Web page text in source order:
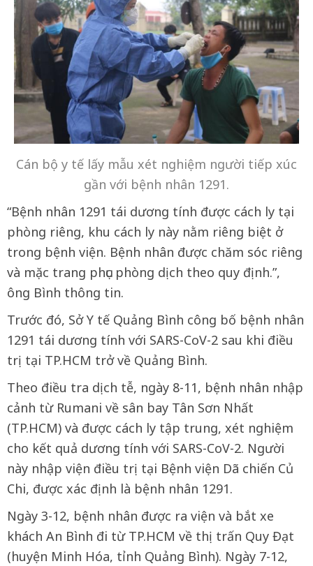
Cán bộ y tế lấy mẫu xét nghiệm người tiếp xúc
gần với bệnh nhân 1291.
“Bệnh nhân 1291 tái dương tính được cách ly tại
phòng riêng, khu cách ly này nằm riêng biệt ở
trong bệnh viện. Bệnh nhân được chăm sóc riêng
và mặc trang phục phòng dịch theo quy định.”,
ông Bình thông tin.
Trước đó, Sở Y tế Quảng Bình công bố bệnh nhân
1291 tái dương tính với SARS-CoV-2 sau khi điều
trị tại TP.HCM trở về Quảng Bình.
Theo điều tra dịch tễ, ngày 8-11, bệnh nhân nhập
cảnh từ Rumani về sân bay Tân Sơn Nhất
(TP.HCM) và được cách ly tập trung, xét nghiệm
cho kết quả dương tính với SARS-CoV-2. Người
này nhập viện điều trị tại Bệnh viện Dã chiến Củ
Chi, được xác định là bệnh nhân 1291.
Ngày 3-12, bệnh nhân được ra viện và bắt xe
khách An Bình đi từ TP.HCM về thị trấn Quy Đạt
(huyện Minh Hóa, tỉnh Quảng Bình). Ngày 7-12,